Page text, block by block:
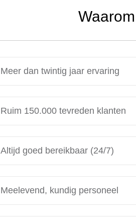
Meer dan twintig jaar ervaring
Ruim 150.000 tevreden klanten
Altijd goed bereikbaar (24/7)
Meelevend, kundig personeel